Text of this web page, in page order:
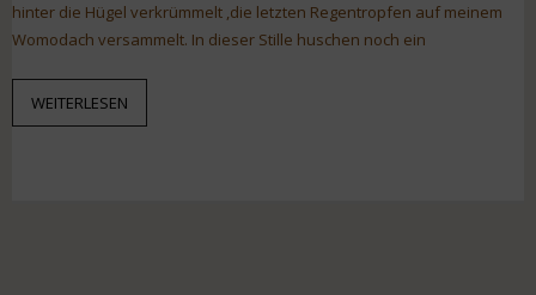
hinter die Hügel verkrümmelt ,die letzten Regentropfen auf meinem
Womodach versammelt. In dieser Stille huschen noch ein
WEITERLESEN